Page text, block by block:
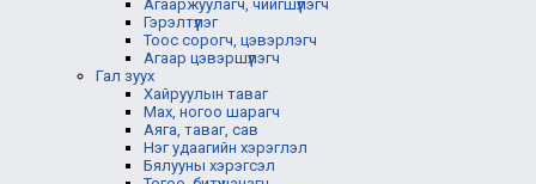
Агааржуулагч, чийгшүүлэгч
Гэрэлтүүлэг
Тоос сорогч, цэвэрлэгч
Агаар цэвэршүүлэгч
Гал зуух
Хайруулын таваг
Мах, ногоо шарагч
Аяга, таваг, сав
Нэг удаагийн хэрэглэл
Бялууны хэрэгсэл